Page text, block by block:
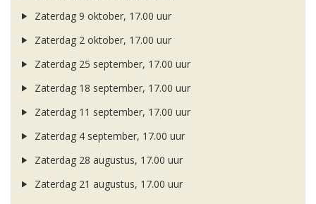
Zaterdag 9 oktober, 17.00 uur
Zaterdag 2 oktober, 17.00 uur
Zaterdag 25 september, 17.00 uur
Zaterdag 18 september, 17.00 uur
Zaterdag 11 september, 17.00 uur
Zaterdag 4 september, 17.00 uur
Zaterdag 28 augustus, 17.00 uur
Zaterdag 21 augustus, 17.00 uur